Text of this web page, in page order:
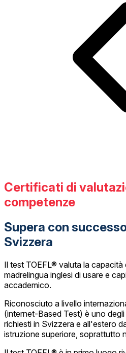
Certificati di
competenze
Supera con
Svizzera
Il test TOEFL® valuta la capacità
madrelingua inglesi di usare e
accademico.
Riconosciuto a livello
(internet-Based Test) è uno
richiesti in Svizzera e all'estero
istruzione superiore, soprattutto